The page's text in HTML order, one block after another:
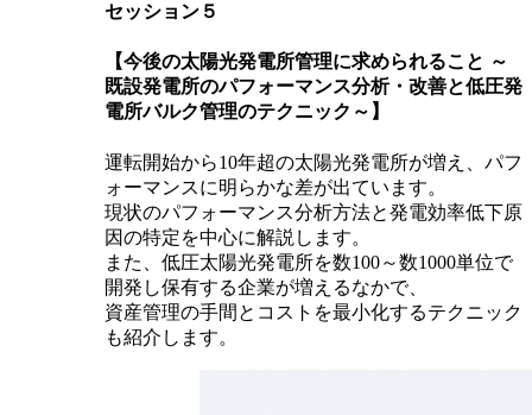
セッション５
【今後の太陽光発電所管理に求められること ～
既設発電所のパフォーマンス分析・改善と低圧発
電所バルク管理のテクニック～】
運転開始から10年超の太陽光発電所が増え、パフ
ォーマンスに明らかな差が出ています。
現状のパフォーマンス分析方法と発電効率低下原
因の特定を中心に解説します。
また、低圧太陽光発電所を数100～数1000単位で
開発し保有する企業が増えるなかで、
資産管理の手間とコストを最小化するテクニック
も紹介します。